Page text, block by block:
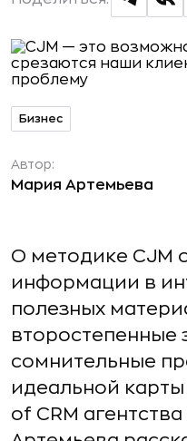
Бизнес
Автор:
Мария Артемьева
О методике CJM
информации в
полезных
второстепенные
сомнительные
идеальной карты
of CRM